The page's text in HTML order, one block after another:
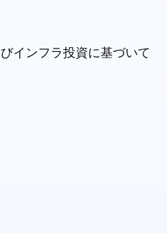
インフラ投資に基づいて